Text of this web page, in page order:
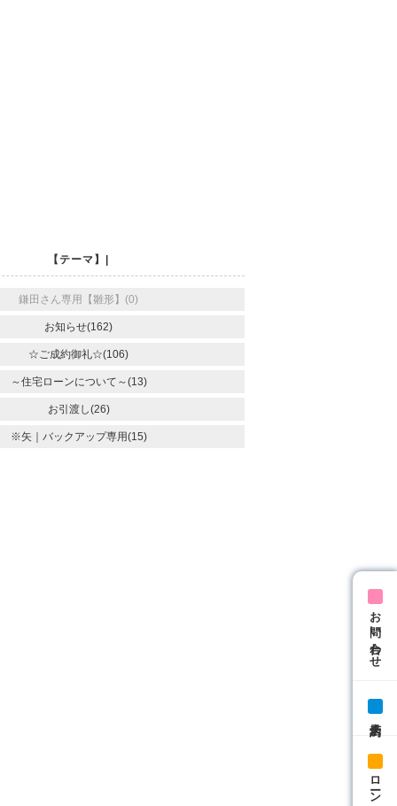
お問い合わせ
ローン相談
【テーマ】|
鎌田さん専用【雛形】(0)
お知らせ(162)
☆ご成約御礼☆(106)
～住宅ローンについて～(13)
お引渡し(26)
※矢｜バックアップ専用(15)